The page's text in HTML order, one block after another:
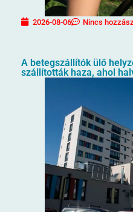
2026-08-06 Nincs
A betegszállítók ülő
szállították haza, ahol